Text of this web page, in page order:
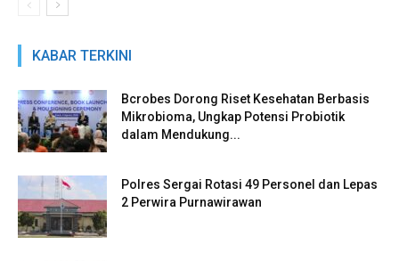
KABAR TERKINI
Bcrobes Dorong Riset Kesehatan Berbasis
Mikrobioma, Ungkap Potensi Probiotik
dalam Mendukung...
Polres Sergai Rotasi 49 Personel dan Lepas
2 Perwira Purnawirawan